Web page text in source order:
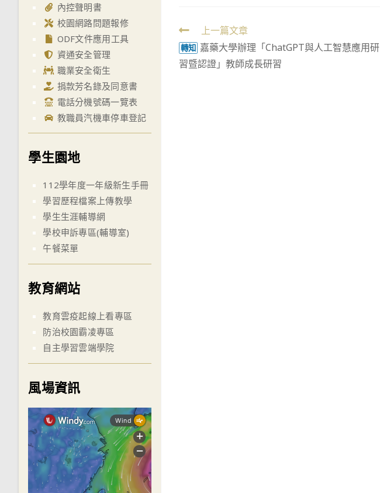
Read
more
articles
上一篇文章
轉知 嘉藥大學辦理「ChatGPT與人工智慧應用研
習暨認證」教師成長研習
內控聲明書
校園網路問題報修
ODF文件應用工具
資通安全管理
職業安全衛生
捐款芳名錄及同意書
電話分機號碼一覽表
教職員汽機車停車登記
學生園地
112學年度一年級新生手冊
學習歷程檔案上傳教學
學生生涯輔導網
學校申訴專區(輔導室)
午餐菜單
教育網站
教育雲疫起線上看專區
防治校園霸凌專區
自主學習雲端學院
風場資訊